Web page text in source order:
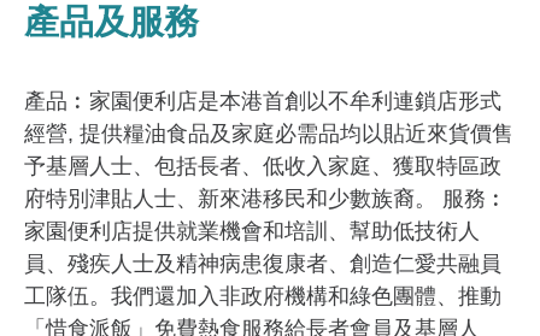
產品及服務
產品︰家園便利店是本港首創以不牟利連鎖店形式
經營, 提供糧油食品及家庭必需品均以貼近來貨價售
予基層人士、包括長者、低收入家庭、獲取特區政
府特別津貼人士、新來港移民和少數族裔。 服務︰
家園便利店提供就業機會和培訓、幫助低技術人
員、殘疾人士及精神病患復康者、創造仁愛共融員
工隊伍。我們還加入非政府機構和綠色團體、推動
「惜食派飯」免費熱食服務給長者會員及基層人